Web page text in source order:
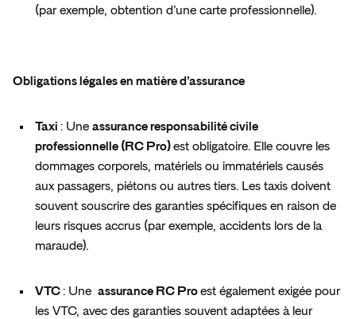
(par exemple, obtention d’une carte professionnelle).
Obligations légales en matière d’assurance
Taxi : Une assurance responsabilité civile
professionnelle (RC Pro) est obligatoire. Elle couvre les
dommages corporels, matériels ou immatériels causés
aux passagers, piétons ou autres tiers. Les taxis doivent
souvent souscrire des garanties spécifiques en raison de
leurs risques accrus (par exemple, accidents lors de la
maraude).
VTC : Une assurance RC Pro est également exigée pour
les VTC, avec des garanties souvent adaptées à leur